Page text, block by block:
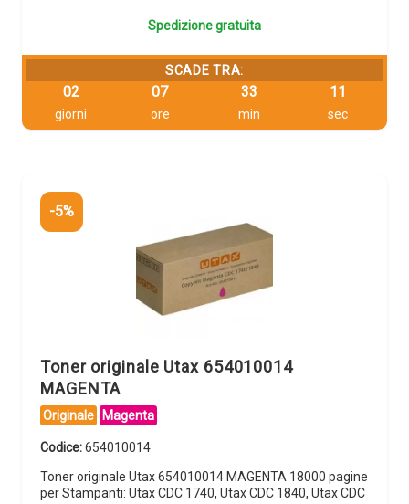
Spedizione gratuita
SCADE TRA:
02
giorni
07
ore
33
min
11
sec
-5%
Toner originale Utax 654010014
MAGENTA
Originale Magenta
Codice:654010014
Toner originale Utax 654010014 MAGENTA 18000 pagine
per Stampanti: Utax CDC 1740, Utax CDC 1840, Utax CDC